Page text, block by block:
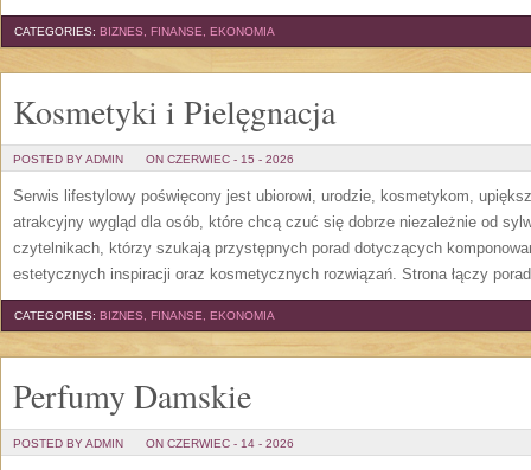
CATEGORIES: BIZNES, FINANSE, EKONOMIA
Kosmetyki i Pielęgnacja
POSTED BY ADMIN ON CZERWIEC - 15 - 2026
Serwis lifestylowy poświęcony jest ubiorowi, urodzie, kosmetykom,
atrakcyjny wygląd dla osób, które chcą czuć się dobrze niezależnie od
czytelnikach, którzy szukają przystępnych porad dotyczących
estetycznych inspiracji oraz kosmetycznych rozwiązań. Strona łączy
CATEGORIES: BIZNES, FINANSE, EKONOMIA
Perfumy Damskie
POSTED BY ADMIN ON CZERWIEC - 14 - 2026